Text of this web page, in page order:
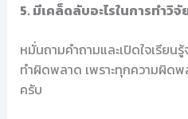
5. มีเคล็ดลับอะไรในการทำวิ
หมั่นถามคำถามและเปิดใจเรียน
ทำผิดพลาด เพราะทุกความผิดพ
ครับ